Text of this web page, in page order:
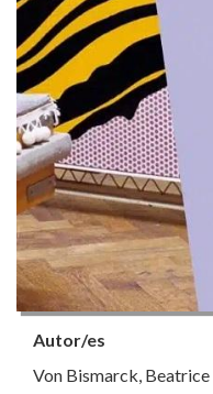
Autor/es
Von Bismarck, Beatrice